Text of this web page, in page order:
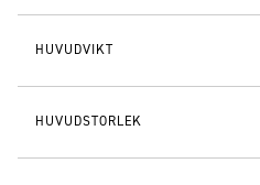
HUVUDVIKT
HUVUDSTORLEK